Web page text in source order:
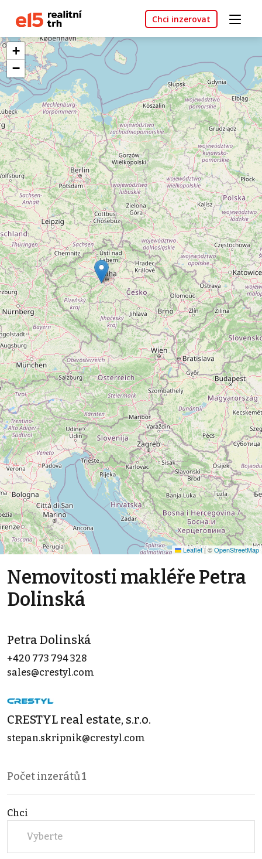
Chci inzerovat
+
−
Leaflet |©OpenStreetMap
Nemovitosti makléře Petra
Dolinská
Petra Dolinská
+420 773 794 328
sales@crestyl.com
CRESTYL real estate, s.r.o.
stepan.skripnik@crestyl.com
Počet inzerátů1
Chci
Vyberte